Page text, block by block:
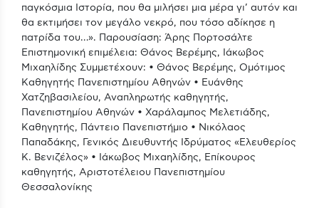
παγκόσμια Ιστορία, που θα μιλήσει μια μέρα γι’ αυτόν και
θα εκτιμήσει τον μεγάλο νεκρό, που τόσο αδίκησε η
πατρίδα του…». Παρουσίαση: Άρης Πορτοσάλτε
Επιστημονική επιμέλεια: Θάνος Βερέμης, Ιάκωβος
Μιχαηλίδης Συμμετέχουν: • Θάνος Βερέμης, Ομότιμος
Καθηγητής Πανεπιστημίου Αθηνών • Ευάνθης
Χατζηβασιλείου, Αναπληρωτής καθηγητής,
Πανεπιστημίου Αθηνών • Χαράλαμπος Μελετιάδης,
Καθηγητής, Πάντειο Πανεπιστήμιο • Νικόλαος
Παπαδάκης, Γενικός Διευθυντής Ιδρύματος «Ελευθερίος
Κ. Βενιζέλος» • Ιάκωβος Μιχαηλίδης, Επίκουρος
καθηγητής, Αριστοτέλειου Πανεπιστημίου
Θεσσαλονίκης